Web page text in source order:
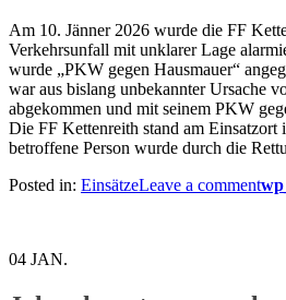
Am 10. Jänner 2026 wurde die FF
Verkehrsunfall mit unklarer Lage
wurde „PKW gegen Hausmauer“
war aus bislang unbekannter Ursache
abgekommen und mit seinem PKW
Die FF Kettenreith stand am Einsatzort
betroffene Person wurde durch die
Posted in: EinsätzeLeave a comment
04 JAN.